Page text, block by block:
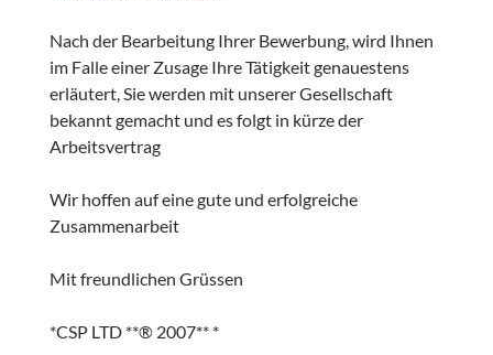
Nach der Bearbeitung Ihrer Bewerbung, wird Ihnen
im Falle einer Zusage Ihre Tätigkeit genauestens
erläutert, Sie werden mit unserer Gesellschaft
bekannt gemacht und es folgt in kürze der
Arbeitsvertrag
Wir hoffen auf eine gute und erfolgreiche
Zusammenarbeit
Mit freundlichen Grüssen
*CSP LTD **® 2007** *